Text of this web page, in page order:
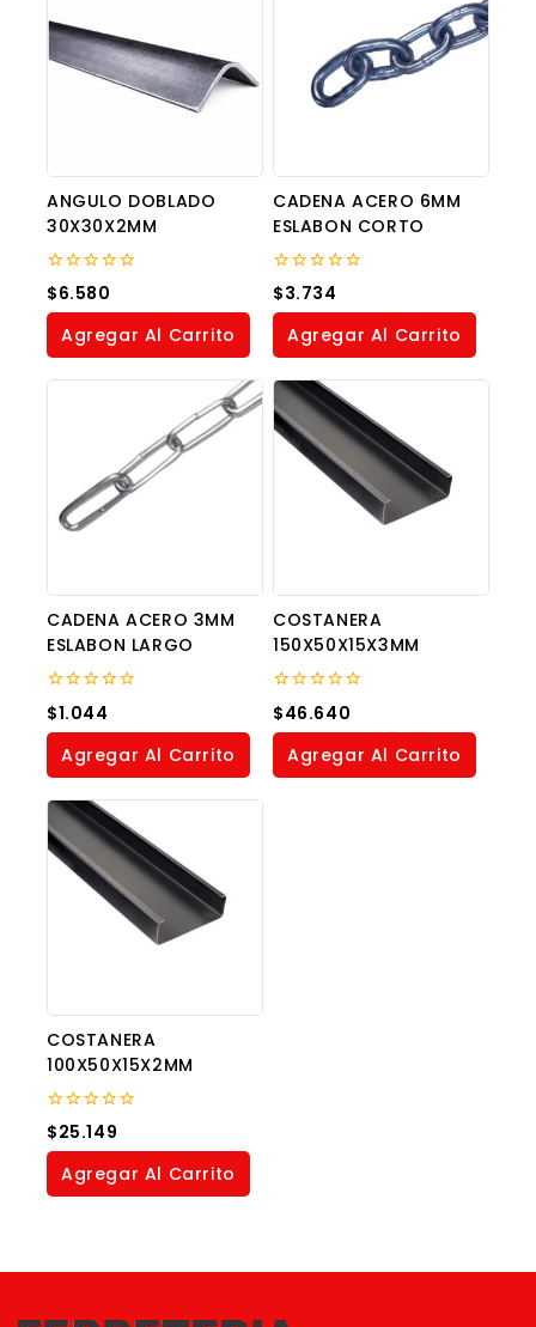
ANGULO DOBLADO
30X30X2MM
0
out
of
$6.580
Agregar Al Carrito
CADENA ACERO 6MM
ESLABON CORTO
0
out
of
$3.734
Agregar Al Carrito
CADENA ACERO 3MM
ESLABON LARGO
0
out
of
$1.044
Agregar Al Carrito
COSTANERA
150X50X15X3MM
0
out
of
$46.640
Agregar Al Carrito
COSTANERA
100X50X15X2MM
0
out
of
$25.149
Agregar Al Carrito